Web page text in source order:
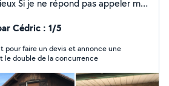
moi
Cédric : 1/5
pour faire un devis et annonce une
le double de la concurrence